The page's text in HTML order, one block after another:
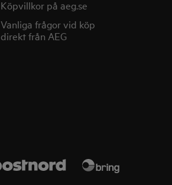
Köpvillkor på aeg.se
Vanliga frågor vid köp
direkt från AEG